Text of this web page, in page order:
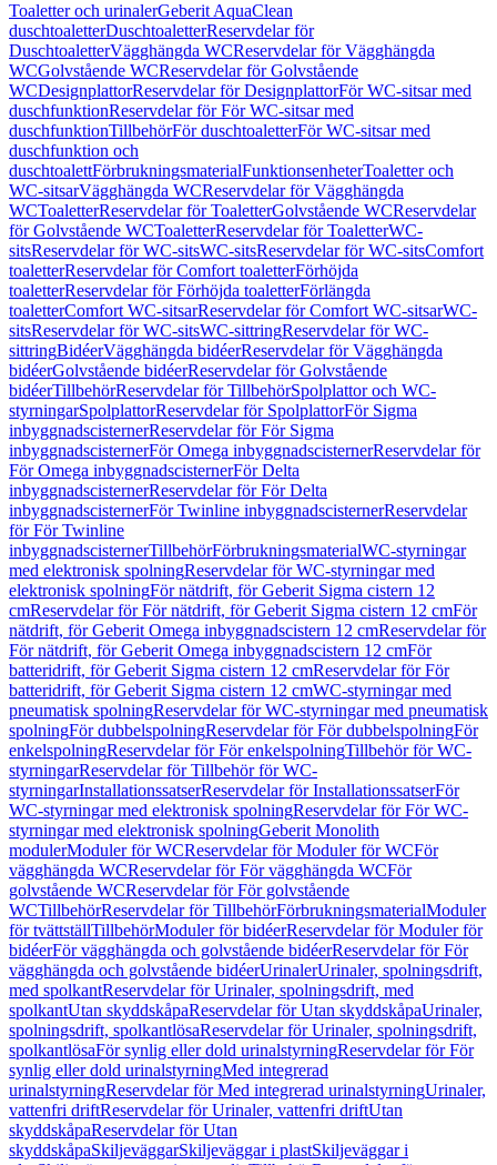
Toaletter och urinalerGeberit AquaClean
duschtoaletterDuschtoaletterReservdelar för
DuschtoaletterVägghängda WCReservdelar för Vägghängda
WCGolvstående WCReservdelar för Golvstående
WCDesignplattorReservdelar för DesignplattorFör WC-sitsar med
duschfunktionReservdelar för För WC-sitsar med
duschfunktionTillbehörFör duschtoaletterFör WC-sitsar med
duschfunktion och
duschtoalettFörbrukningsmaterialFunktionsenheterToaletter och
WC-sitsarVägghängda WCReservdelar för Vägghängda
WCToaletterReservdelar för ToaletterGolvstående WCReservdelar
för Golvstående WCToaletterReservdelar för ToaletterWC-
sitsReservdelar för WC-sitsWC-sitsReservdelar för WC-sitsComfort
toaletterReservdelar för Comfort toaletterFörhöjda
toaletterReservdelar för Förhöjda toaletterFörlängda
toaletterComfort WC-sitsarReservdelar för Comfort WC-sitsarWC-
sitsReservdelar för WC-sitsWC-sittringReservdelar för WC-
sittringBidéerVägghängda bidéerReservdelar för Vägghängda
bidéerGolvstående bidéerReservdelar för Golvstående
bidéerTillbehörReservdelar för TillbehörSpolplattor och WC-
styrningarSpolplattorReservdelar för SpolplattorFör Sigma
inbyggnadscisternerReservdelar för För Sigma
inbyggnadscisternerFör Omega inbyggnadscisternerReservdelar för
För Omega inbyggnadscisternerFör Delta
inbyggnadscisternerReservdelar för För Delta
inbyggnadscisternerFör Twinline inbyggnadscisternerReservdelar
för För Twinline
inbyggnadscisternerTillbehörFörbrukningsmaterialWC-styrningar
med elektronisk spolningReservdelar för WC-styrningar med
elektronisk spolningFör nätdrift, för Geberit Sigma cistern 12
cmReservdelar för För nätdrift, för Geberit Sigma cistern 12 cmFör
nätdrift, för Geberit Omega inbyggnadscistern 12 cmReservdelar för
För nätdrift, för Geberit Omega inbyggnadscistern 12 cmFör
batteridrift, för Geberit Sigma cistern 12 cmReservdelar för För
batteridrift, för Geberit Sigma cistern 12 cmWC-styrningar med
pneumatisk spolningReservdelar för WC-styrningar med pneumatisk
spolningFör dubbelspolningReservdelar för För dubbelspolningFör
enkelspolningReservdelar för För enkelspolningTillbehör för WC-
styrningarReservdelar för Tillbehör för WC-
styrningarInstallationssatserReservdelar för InstallationssatserFör
WC-styrningar med elektronisk spolningReservdelar för För WC-
styrningar med elektronisk spolningGeberit Monolith
modulerModuler för WCReservdelar för Moduler för WCFör
vägghängda WCReservdelar för För vägghängda WCFör
golvstående WCReservdelar för För golvstående
WCTillbehörReservdelar för TillbehörFörbrukningsmaterialModuler
för tvättställTillbehörModuler för bidéerReservdelar för Moduler för
bidéerFör vägghängda och golvstående bidéerReservdelar för För
vägghängda och golvstående bidéerUrinalerUrinaler, spolningsdrift,
med spolkantReservdelar för Urinaler, spolningsdrift, med
spolkantUtan skyddskåpaReservdelar för Utan skyddskåpaUrinaler,
spolningsdrift, spolkantlösaReservdelar för Urinaler, spolningsdrift,
spolkantlösaFör synlig eller dold urinalstyrningReservdelar för För
synlig eller dold urinalstyrningMed integrerad
urinalstyrningReservdelar för Med integrerad urinalstyrningUrinaler,
vattenfri driftReservdelar för Urinaler, vattenfri driftUtan
skyddskåpaReservdelar för Utan
skyddskåpaSkiljeväggarSkiljeväggar i plastSkiljeväggar i